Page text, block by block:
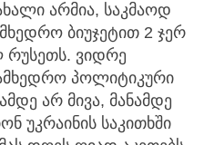
არმია, საკმაოდ
ბიუჯეტით 2 ჯერ
რუსეთს. ვიდრე
პოლიტიკური
არ მივა, მანამდე
უკრაინის საკითხში